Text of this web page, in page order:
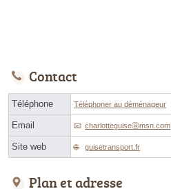
Contact
Téléphone Téléphoner au déménageur
Email charlotteguiseⓐmsn.com
Site web guisetransport.fr
Plan et adresse